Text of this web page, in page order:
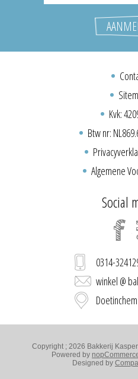
Kvk:
Btw nr:
Algemene
Social
0314-
winkel @
Doetinchem
Copyright ; 2026 Bakkerij
Powered by
Designed by